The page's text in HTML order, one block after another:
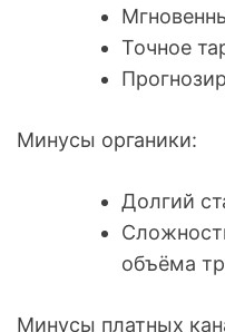
Точное
Минусы органики:
Долгий
объёма
Минусы платных